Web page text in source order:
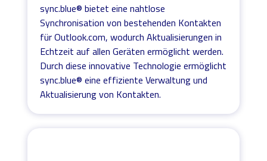
sync.blue® bietet eine nahtlose
Synchronisation von bestehenden Kontakten
für Outlook.com, wodurch Aktualisierungen in
Echtzeit auf allen Geräten ermöglicht werden.
Durch diese innovative Technologie ermöglicht
sync.blue® eine effiziente Verwaltung und
Aktualisierung von Kontakten.